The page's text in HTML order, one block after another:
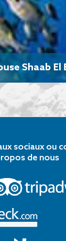
Shaab El
sociaux ou
de nous